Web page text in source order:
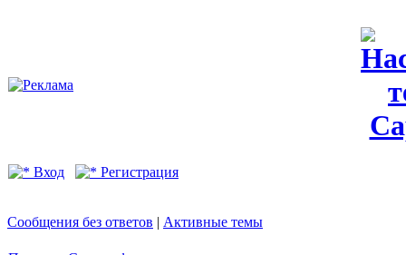
Вход Регистрация
Сообщения без ответов | Активные темы